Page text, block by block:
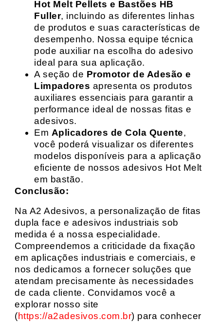
Hot Melt Pellets e Bastões HB
Fuller, incluindo as diferentes linhas
de produtos e suas características de
desempenho. Nossa equipe técnica
pode auxiliar na escolha do adesivo
ideal para sua aplicação.
A seção de Promotor de Adesão e
Limpadores apresenta os produtos
auxiliares essenciais para garantir a
performance ideal de nossas fitas e
adesivos.
Em Aplicadores de Cola Quente,
você poderá visualizar os diferentes
modelos disponíveis para a aplicação
eficiente de nossos adesivos Hot Melt
em bastão.
Conclusão:
Na A2 Adesivos, a personalização de fitas
dupla face e adesivos industriais sob
medida é a nossa especialidade.
Compreendemos a criticidade da fixação
em aplicações industriais e comerciais, e
nos dedicamos a fornecer soluções que
atendam precisamente às necessidades
de cada cliente. Convidamos você a
explorar nosso site
(https://a2adesivos.com.br) para conhecer